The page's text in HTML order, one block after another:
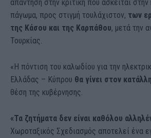
απάντηση στην κριτική που ασκείται
πάγωμα, προς στιγμή τουλάχιστον, των
της Κάσου και της Καρπάθου, μετά την
Τουρκίας.
«Η πόντιση του καλωδίου για την
Ελλάδας – Κύπρου θα γίνει στον
θέση της κυβέρνησης.
«Τα ζητήματα δεν είναι καθόλου
Χωροταξικός Σχεδιασμός αποτελεί ένα